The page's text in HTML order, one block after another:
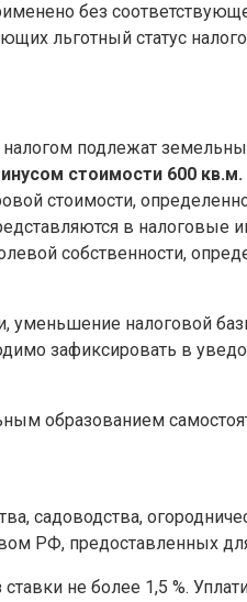
без
льготный статус
подлежат
стоимости 600 кв.м.
стоимости,
в
собственности,
уменьшение налоговой
зафиксировать в
образованием
садоводства,
РФ, предоставленных
не более 1,5 %.